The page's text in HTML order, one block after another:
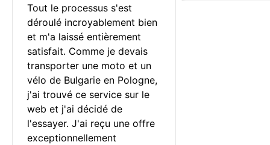
Tout le processus s'est
déroulé incroyablement bien
et m'a laissé entièrement
satisfait. Comme je devais
transporter une moto et un
vélo de Bulgarie en Pologne,
j'ai trouvé ce service sur le
web et j'ai décidé de
l'essayer. J'ai reçu une offre
exceptionnellement